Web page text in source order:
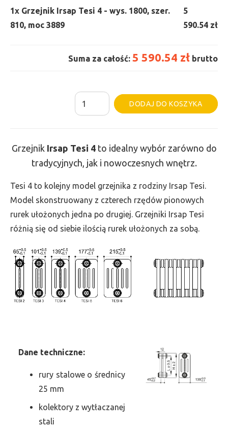
1x Grzejnik Irsap Tesi 4 - wys. 1800, szer.
810, moc 3889
5
590.54 zł
Suma za całość: 5 590.54 zł brutto
ilość
Grzejnik
wys.
1800,
szer.
810,
3889
DODAJ DO KOSZYKA
Grzejnik Irsap Tesi 4to idealny wybór zarówno do
tradycyjnych, jak i nowoczesnych wnętrz.
Tesi 4 to kolejny model grzejnika z rodziny Irsap Tesi.
Model skonstruowany z czterech rzędów pionowych
rurek ułożonych jedna po drugiej. Grzejniki Irsap Tesi
różnią się od siebie ilością rurek ułożonych za sobą.
Dane techniczne:
rury stalowe o średnicy
25 mm
kolektory z wytłaczanej
stali